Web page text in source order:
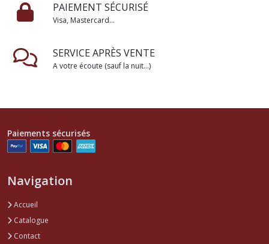
PAIEMENT SÉCURISÉ
Visa, Mastercard...
SERVICE APRÈS VENTE
A votre écoute (sauf la nuit...)
Paiements sécurisés
Navigation
Accueil
Catalogue
Contact